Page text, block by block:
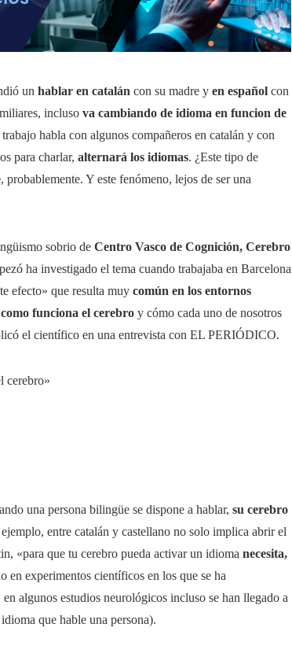
un hablar en catalán con su madre y en español con
incluso va cambiando de idioma en funcion de
habla con algunos compañeros en catalán y con
para charlar, alternará los idiomas. ¿Este tipo de
, probablemente. Y este fenómeno, lejos de ser una
sobrio de Centro Vasco de Cognición, Cerebro
ha investigado el tema cuando trabajaba en Barcelona
efecto» que resulta muy común en los entornos
como funciona el cerebro y cómo cada uno de nosotros
el científico en una entrevista con EL PERIÓDICO.
cerebro»
una persona bilingüe se dispone a hablar, su cerebro
entre catalán y castellano no solo implica abrir el
«para que tu cerebro pueda activar un idioma necesita,
en experimentos científicos en los que se ha
algunos estudios neurológicos incluso se han llegado a
que hable una persona).